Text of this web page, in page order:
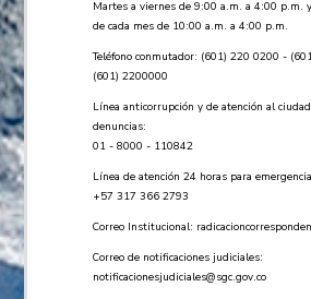
Martes a viernes de 9:00 a.m. a 4:00 p.m.
de cada mes de 10:00 a.m. a 4:00 p.m.
Teléfono conmutador: (601) 220 0200 -
(601) 2200000
Línea anticorrupción y de atención al
denuncias:
01 - 8000 - 110842
Línea de atención 24 horas para
+57 ​317 366 2793
Correo Institucional:
Correo de notificaciones judiciales:
notificacionesjudiciales@sgc.gov.co